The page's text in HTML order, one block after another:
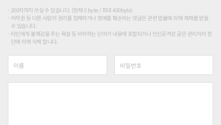
200자까지 쓰실 수 있습니다. (현재 0 byte / 최대 400byte)
저작권 등 다른 사람의 권리를 침해하거나 명예를 훼손하는 댓글은 관련 법률에 의해 제재를 받을
수 있습니다.
타인에게 불쾌감을 주는 욕설 등 비하하는 단어가 내용에 포함되거나 인신공격성 글은 관리자의 판
단에 의해 삭제 합니다.